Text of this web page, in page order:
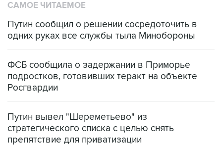
САМОЕ ЧИТАЕМОЕ
Путин сообщил о решении сосредоточить в
одних руках все службы тыла Минобороны
ФСБ сообщила о задержании в Приморье
подростков, готовивших теракт на объекте
Росгвардии
Путин вывел "Шереметьево" из
стратегического списка с целью снять
препятствие для приватизации